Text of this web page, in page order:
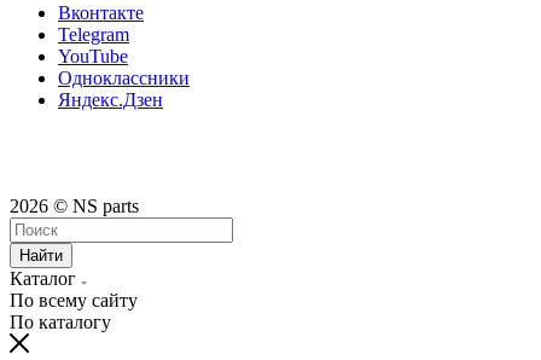
Вконтакте
Telegram
YouTube
Одноклассники
Яндекс.Дзен
2026 © NS parts
Найти
Каталог
По всему сайту
По каталогу